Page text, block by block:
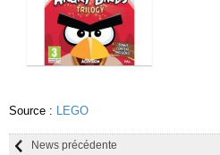
Source : LEGO
News précédente